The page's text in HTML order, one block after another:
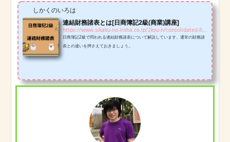
しかくのいろは
連結財務諸表とは[日商簿記2級(商業)講座]
https://www.sikaku-no-iroha.co.jp/2kyu-n/consolidated-financial-statements-n2c
日商簿記2級で問われる連結財務諸表について解説しています。通常の財務諸
表との違いを押さえておきましょう。